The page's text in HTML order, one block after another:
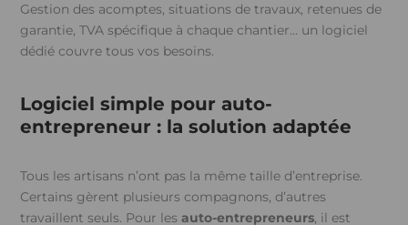
Gestion des acomptes, situations de travaux, retenues de
garantie, TVA spécifique à chaque chantier… un logiciel
dédié couvre tous vos besoins.
Logiciel simple pour auto-
entrepreneur : la solution adaptée
Tous les artisans n’ont pas la même taille d’entreprise.
Certains gèrent plusieurs compagnons, d’autres
travaillent seuls. Pour lesauto-entrepreneurs, il est